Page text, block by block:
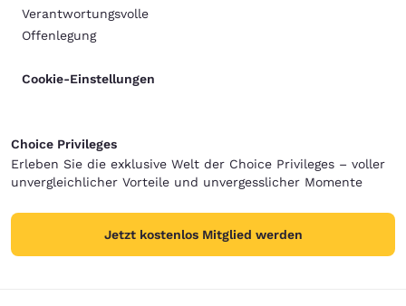
Verantwortungsvolle
Offenlegung
Cookie-Einstellungen
Choice Privileges
Erleben Sie die exklusive Welt der Choice Privileges – voller
unvergleichlicher Vorteile und unvergesslicher Momente
Jetzt kostenlos Mitglied werden